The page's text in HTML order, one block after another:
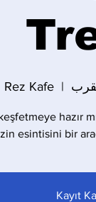
  |
Rez Kafe
hazır
esintisini bir
Kayıt